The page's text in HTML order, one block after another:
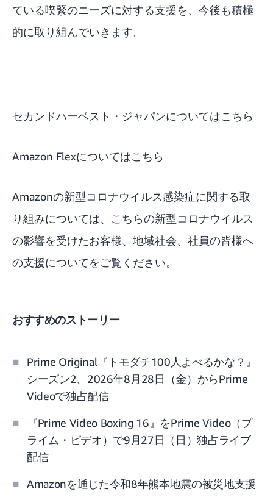
ている喫緊のニーズに対する支援を、今後も積極
的に取り組んでいきます。
セカンドハーベスト・ジャパンについてはこちら
Amazon Flexについてはこちら
Amazonの新型コロナウイルス感染症に関する取
り組みについては、こちらの新型コロナウイルス
の影響を受けたお客様、地域社会、社員の皆様へ
の支援についてをご覧ください。
おすすめのストーリー
Prime Original『トモダチ100人よべるかな？』
シーズン2、2026年8月28日（金）からPrime
Videoで独占配信
『Prime Video Boxing 16』をPrime Video（プ
ライム・ビデオ）で9月27日（日）独占ライブ
配信
Amazonを通じた令和8年熊本地震の被災地支援